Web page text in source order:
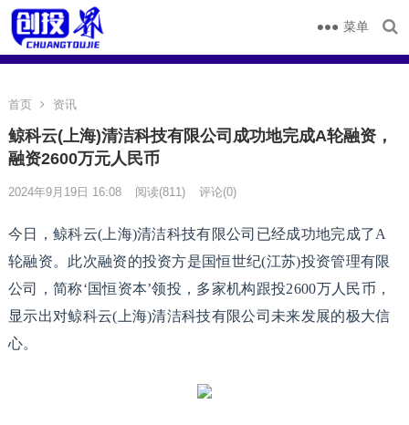
菜单
首页 资讯
鲸科云(上海)清洁科技有限公司成功地完成A轮融资，
融资2600万元人民币
2024年9月19日 16:08 阅读(811) 评论(0)
今日，鲸科云(上海)清洁科技有限公司已经成功地完成了A
轮融资。此次融资的投资方是国恒世纪(江苏)投资管理有限
公司，简称‘国恒资本’领投，多家机构跟投2600万人民币，
显示出对鲸科云(上海)清洁科技有限公司未来发展的极大信
心。